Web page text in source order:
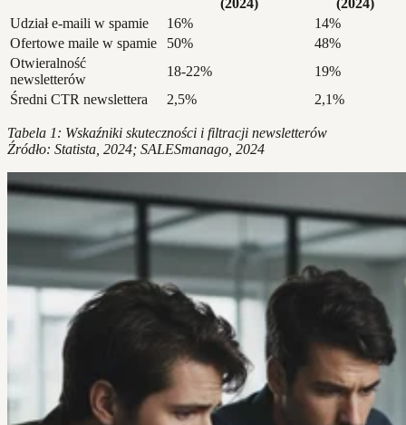
(2024)
(2024)
Udział e-maili w spamie
16%
14%
Ofertowe maile w spamie
50%
48%
Otwieralność
newsletterów
18-22%
19%
Średni CTR newslettera
2,5% 2,1%
Tabela 1: Wskaźniki skuteczności i filtracji newsletterów
Źródło: Statista, 2024; SALESmanago, 2024